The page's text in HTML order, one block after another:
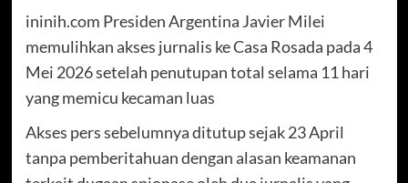
ininih.com Presiden Argentina Javier Milei
memulihkan akses jurnalis ke Casa Rosada pada 4
Mei 2026 setelah penutupan total selama 11 hari
yang memicu kecaman luas
Akses pers sebelumnya ditutup sejak 23 April
tanpa pemberitahuan dengan alasan keamanan